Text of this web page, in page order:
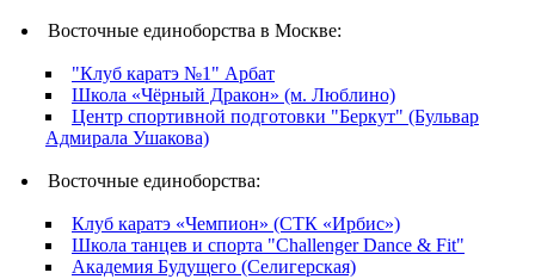
Восточные единоборства в Москве:
"Клуб каратэ №1" Арбат
Школа «Чёрный Дракон» (м. Люблино)
Центр спортивной подготовки "Беркут" (Бульвар
Адмирала Ушакова)
Восточные единоборства:
Клуб каратэ «Чемпион» (СТК «Ирбис»)
Школа танцев и спорта "Challenger Dance & Fit"
Академия Будущего (Селигерская)